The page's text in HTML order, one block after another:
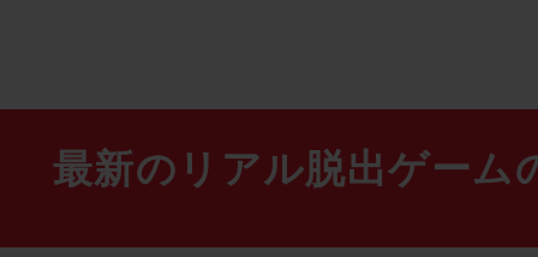
最新のリアル脱出ゲーム